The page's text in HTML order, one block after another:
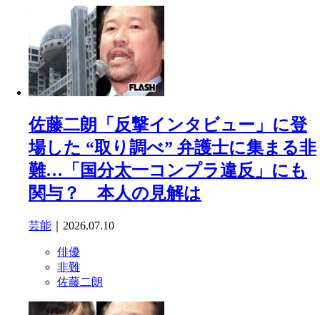
佐藤二朗「反撃インタビュー」に登
場した “取り調べ” 弁護士に集まる非
難…「国分太一コンプラ違反」にも
関与？ 本人の見解は
芸能 ｜2026.07.10
俳優
非難
佐藤二朗